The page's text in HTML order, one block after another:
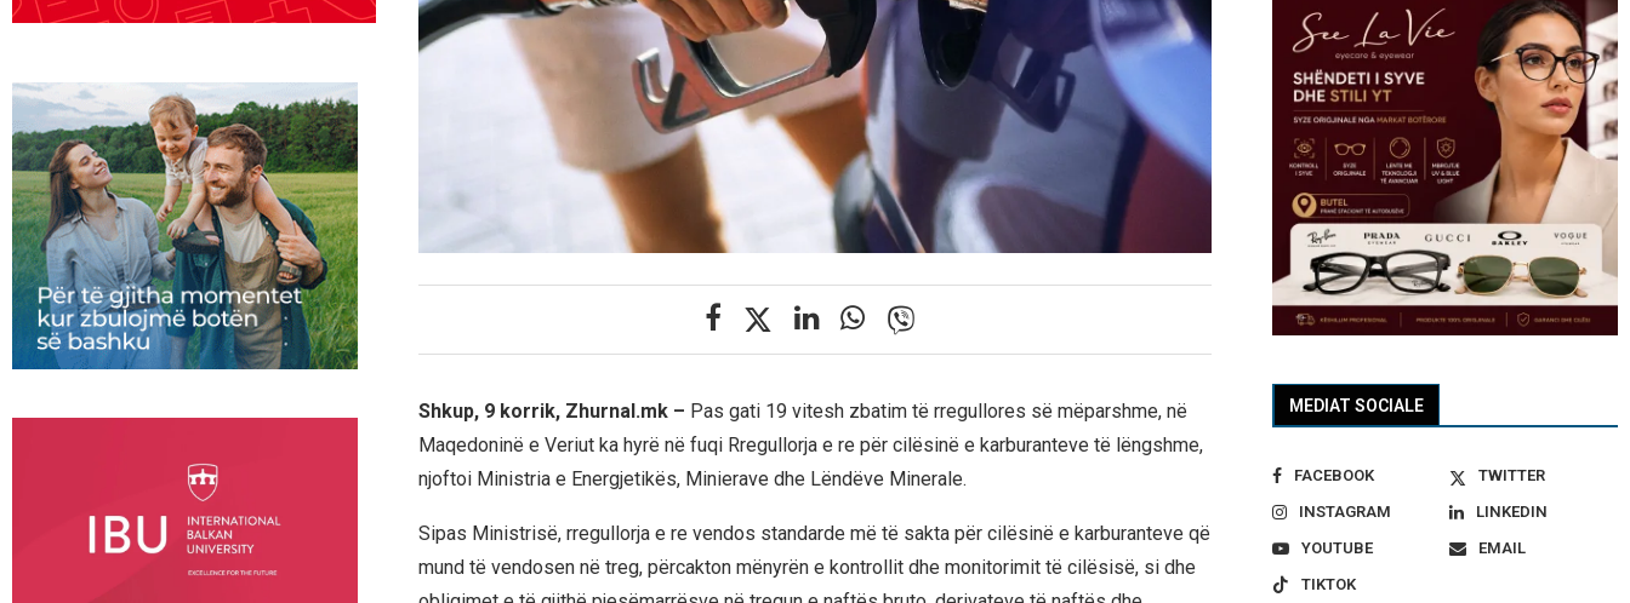
Shkup, 9 korrik, Zhurnal.mk – Pas gati 19 vitesh zbatim të rregullores së mëparshme, në
Maqedoninë e Veriut ka hyrë në fuqi Rregullorja e re për cilësinë e karburanteve të lëngshme,
njoftoi Ministria e Energjetikës, Minierave dhe Lëndëve Minerale.
Sipas Ministrisë, rregullorja e re vendos standarde më të sakta për cilësinë e karburanteve që
mund të vendosen në treg, përcakton mënyrën e kontrollit dhe monitorimit të cilësisë, si dhe
MEDIAT SOCIALE
FACEBOOK
TWITTER
INSTAGRAM
LINKEDIN
YOUTUBE
EMAIL
TIKTOK